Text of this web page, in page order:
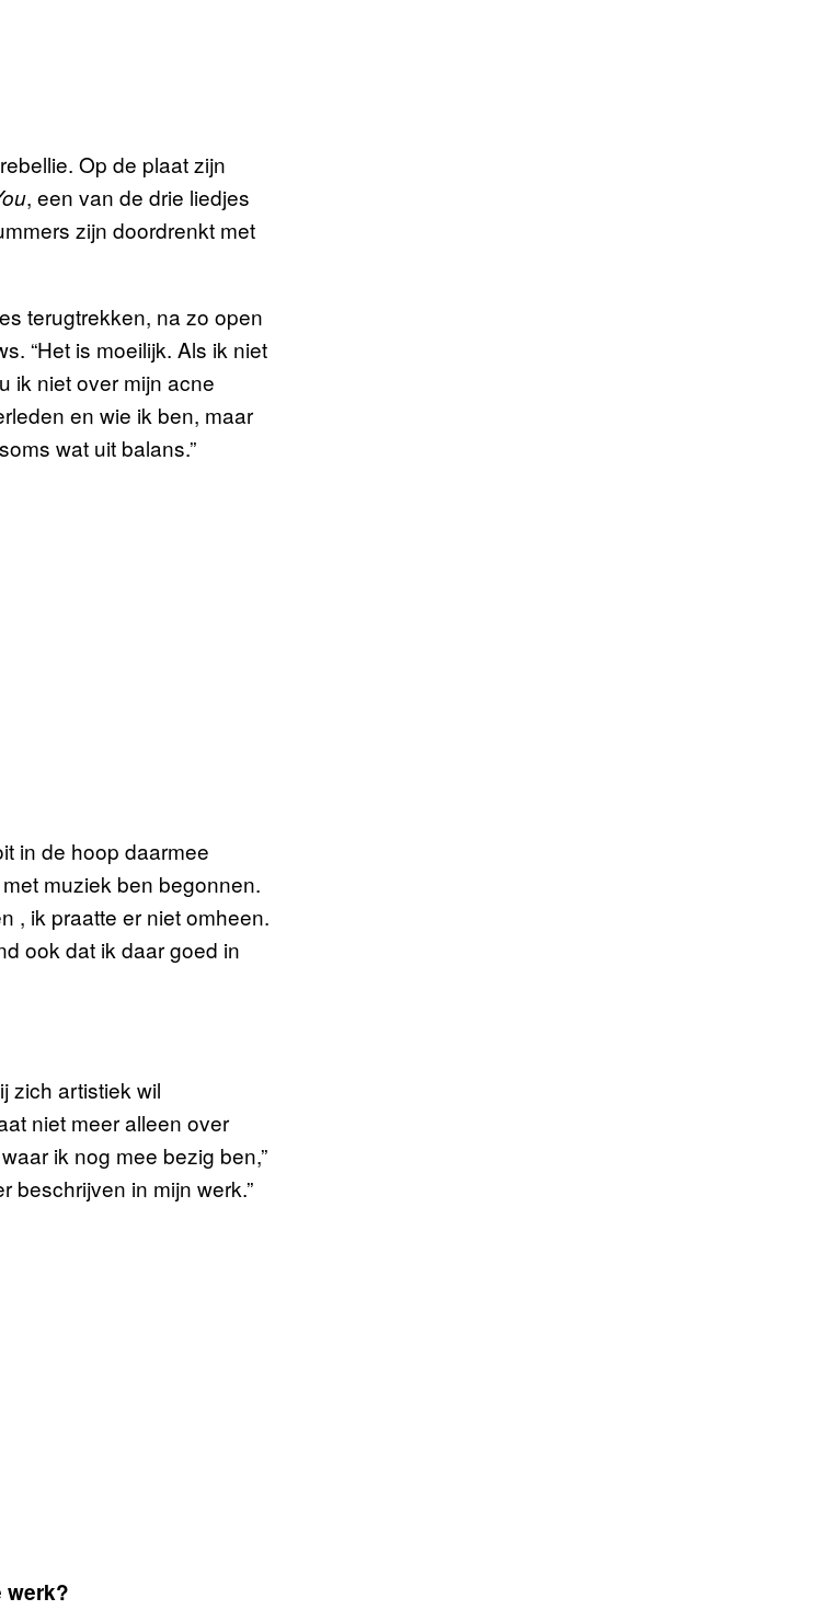
Op de plaat zijn
, een van de drie liedjes
zijn doordrenkt met
terugtrekken, na zo open
“Het is moeilijk. Als ik niet
ik niet over mijn acne
en wie ik ben, maar
wat uit balans.”
in de hoop daarmee
muziek ben begonnen.
, ik praatte er niet omheen.
ook dat ik daar goed in
zich artistiek wil
niet meer alleen over
ik nog mee bezig ben,”
beschrijven in mijn werk.”
werk?